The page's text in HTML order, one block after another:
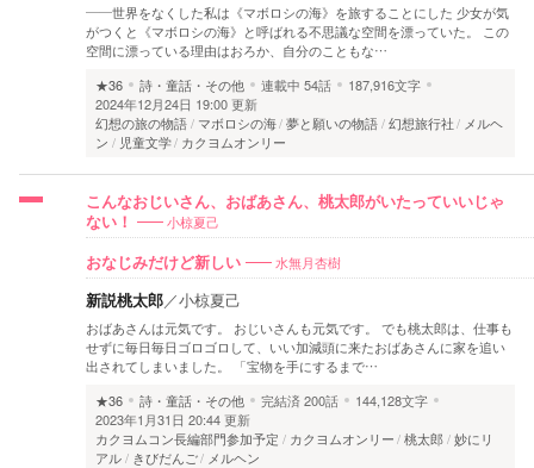
――世界をなくした私は《マボロシの海》を旅することにした 少女が気
がつくと《マボロシの海》と呼ばれる不思議な空間を漂っていた。 この
空間に漂っている理由はおろか、自分のこともな…
★36
詩・童話・その他 連載中 54話
187,916文字
2024年12月24日 19:00 更新
幻想の旅の物語
マボロシの海 夢と願いの物語 幻想旅行社
メルヘ
ン
児童文学 カクヨムオンリー
こんなおじいさん、おばあさん、桃太郎がいたっていいじゃ
ない！
小椋夏己
おなじみだけど新しい 水無月杏樹
新説桃太郎／小椋夏己
おばあさんは元気です。 おじいさんも元気です。 でも桃太郎は、仕事も
せずに毎日毎日ゴロゴロして、いい加減頭に来たおばあさんに家を追い
出されてしまいました。 「宝物を手にするまで…
★36
詩・童話・その他 完結済200話
144,128文字
2023年1月31日 20:44 更新
カクヨムコン長編部門参加予定
カクヨムオンリー 桃太郎 妙にリ
アル
きびだんご メルヘン